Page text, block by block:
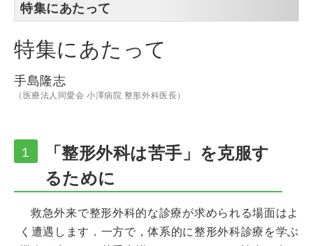
特集にあたって
特集にあたって
手島隆志
（医療法人同愛会 小澤病院 整形外科医長）
１
「整形外科は苦手」を克服す
るために
救急外来で整形外科的な診療が求められる場面はよ
く遭遇します．一方で，体系的に整形外科診療を学ぶ